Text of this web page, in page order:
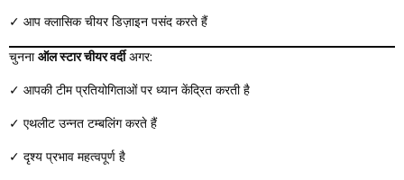
✓ आप क्लासिक चीयर डिज़ाइन पसंद करते हैं
चुननाऑल स्टार चीयर वर्दीअगर:
✓ आपकी टीम प्रतियोगिताओं पर ध्यान केंद्रित करती है
✓ एथलीट उन्नत टम्बलिंग करते हैं
✓ दृश्य प्रभाव महत्वपूर्ण है